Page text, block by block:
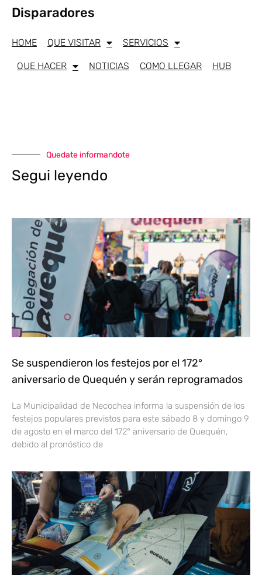
Disparadores
HOME QUE VISITAR SERVICIOS
QUE HACER NOTICIAS COMO LLEGAR HUB
Quedate informandote
Segui leyendo
Se suspendieron los festejos por el 172°
aniversario de Quequén y serán reprogramados
La Municipalidad de Necochea informa la suspensión de los
festejos populares previstos para este sábado 8 y domingo 9
de agosto en el marco del 172° aniversario de Quequén,
debido al pronóstico de